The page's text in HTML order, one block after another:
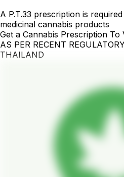
A P.T.33 prescription is
medicinal cannabis products
Get a Cannabis Prescription To
AS PER RECENT
THAILAND